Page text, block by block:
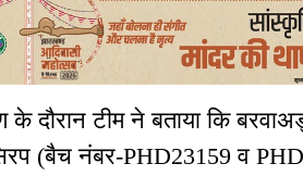
के दौरान टीम ने बताया कि
(बैच नंबर-PHD23159 व